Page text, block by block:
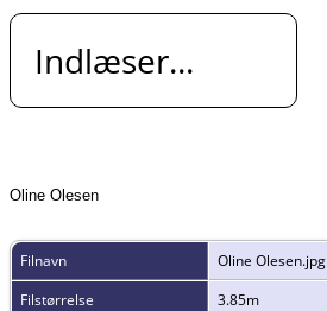
Indlæser...
Oline Olesen
Filnavn
Oline Olesen.jpg
Filstørrelse
3.85m